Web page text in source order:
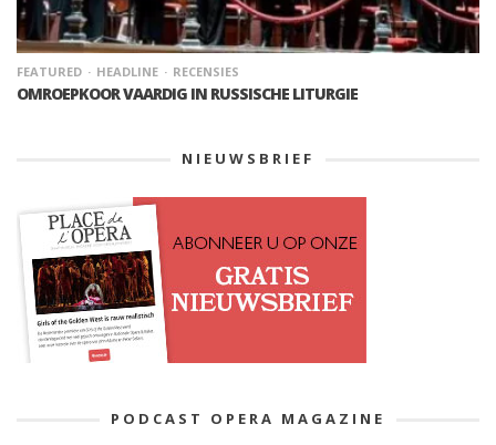
FEATURED HEADLINE RECENSIES
OMROEPKOOR VAARDIG IN RUSSISCHE LITURGIE
NIEUWSBRIEF
PODCAST OPERA MAGAZINE